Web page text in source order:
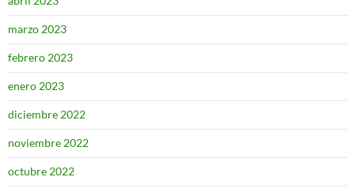
marzo 2023
febrero 2023
enero 2023
diciembre 2022
noviembre 2022
octubre 2022